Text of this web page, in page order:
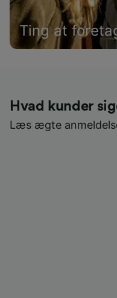
Ting at
Hvad kunder
Læs ægte